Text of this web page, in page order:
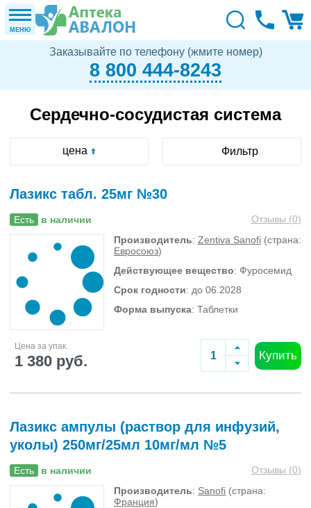
МЕНЮ
Заказывайте по телефону (жмите номер)
8 800 444-8243
Сердечно-сосудистая система
цена Фильтр
Лазикс табл. 25мг №30
Есть в наличии Отзывы (0)
Производитель: Zentiva Sanofi (страна:
Евросоюз)
Действующее вещество: Фуросемид
Срок годности: до 06.2028
Форма выпуска: Таблетки
Цена за упак.
1 380 руб. Купить
Лазикс ампулы (раствор для инфузий,
уколы) 250мг/25мл 10мг/мл №5
Есть в наличии Отзывы (0)
Производитель: Sanofi (страна:
Франция)